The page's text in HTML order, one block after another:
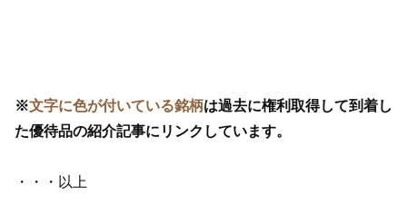
※文字に色が付いている銘柄は過去に権利取得して到着し
た優待品の紹介記事にリンクしています。
・・・以上